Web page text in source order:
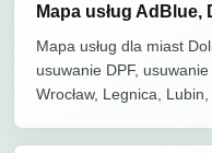
Mapa usług AdBlue,
Mapa usług dla miast
usuwanie DPF, usuwanie
Wrocław, Legnica,